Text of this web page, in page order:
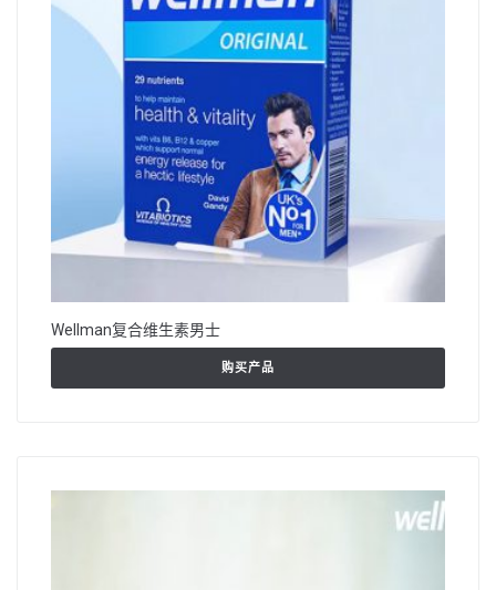
Wellman复合维生素男士
购买产品